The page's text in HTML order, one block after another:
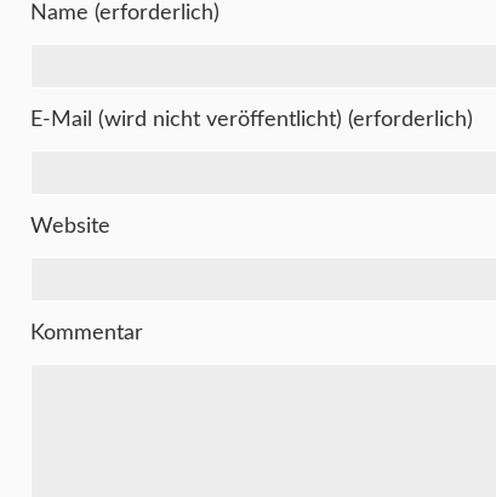
Name (erforderlich)
E-Mail (wird nicht veröffentlicht) (erforderlich)
Website
Kommentar